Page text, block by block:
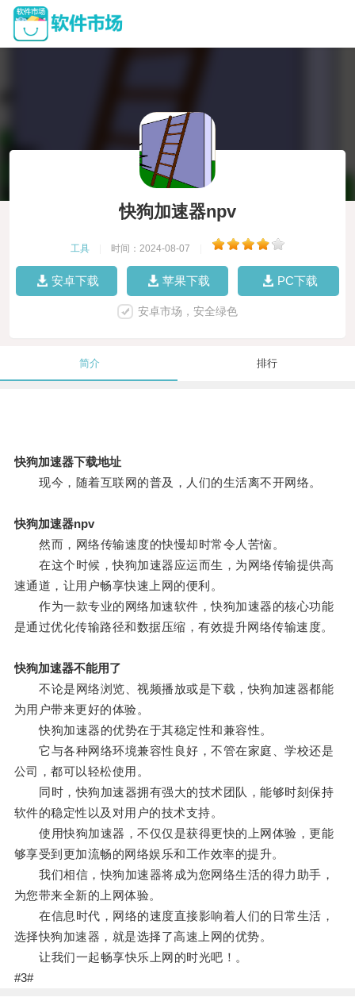
快狗加速器npv
工具 时间：2024-08-07
安卓下载 苹果下载 PC下载
安卓市场，安全绿色
简介 排行
快狗加速器下载地址
现今，随着互联网的普及，人们的生活离不开网络。
快狗加速器npv
然而，网络传输速度的快慢却时常令人苦恼。
在这个时候，快狗加速器应运而生，为网络传输提供高
速通道，让用户畅享快速上网的便利。
作为一款专业的网络加速软件，快狗加速器的核心功能
是通过优化传输路径和数据压缩，有效提升网络传输速度。
快狗加速器不能用了
不论是网络浏览、视频播放或是下载，快狗加速器都能
为用户带来更好的体验。
快狗加速器的优势在于其稳定性和兼容性。
它与各种网络环境兼容性良好，不管在家庭、学校还是
公司，都可以轻松使用。
同时，快狗加速器拥有强大的技术团队，能够时刻保持
软件的稳定性以及对用户的技术支持。
使用快狗加速器，不仅仅是获得更快的上网体验，更能
够享受到更加流畅的网络娱乐和工作效率的提升。
我们相信，快狗加速器将成为您网络生活的得力助手，
为您带来全新的上网体验。
在信息时代，网络的速度直接影响着人们的日常生活，
选择快狗加速器，就是选择了高速上网的优势。
让我们一起畅享快乐上网的时光吧！。
#3#